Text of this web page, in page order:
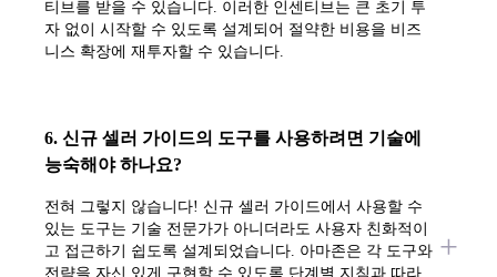
티브를 받을 수 있습니다. 이러한 인센티브는 큰 초기 투
자 없이 시작할 수 있도록 설계되어 절약한 비용을 비즈
니스 확장에 재투자할 수 있습니다.
6. 신규 셀러 가이드의 도구를 사용하려면 기술에
능숙해야 하나요?
전혀 그렇지 않습니다! 신규 셀러 가이드에서 사용할 수
있는 도구는 기술 전문가가 아니더라도 사용자 친화적이
고 접근하기 쉽도록 설계되었습니다. 아마존은 각 도구와
전략을 자신 있게 구현할 수 있도록 단계별 지침과 따라